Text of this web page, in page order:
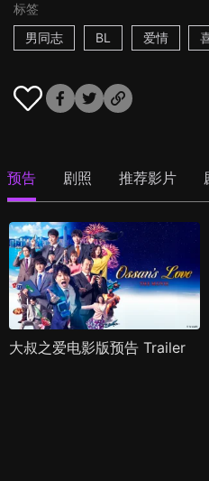
标签
男同志
BL 爱情
预告 剧照 推荐影片
大叔之爱电影版预告 Trailer